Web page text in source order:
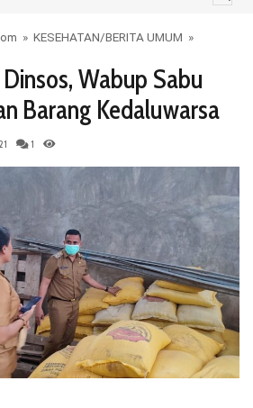
» KESEHATAN/BERITA UMUM »
Wabup Sabu
Barang Kedaluwarsa
1